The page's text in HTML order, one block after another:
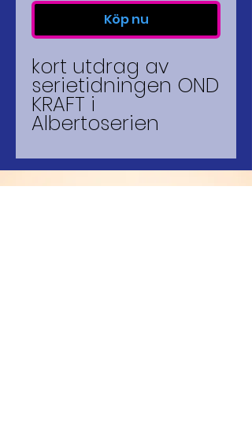
Köp nu
kort utdrag av
serietidningen OND
KRAFT i
Albertoserien